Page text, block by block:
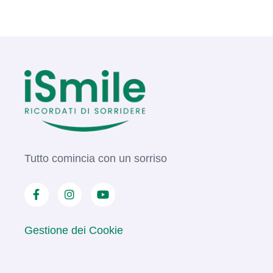
Tutto comincia con un sorriso
Gestione dei Cookie